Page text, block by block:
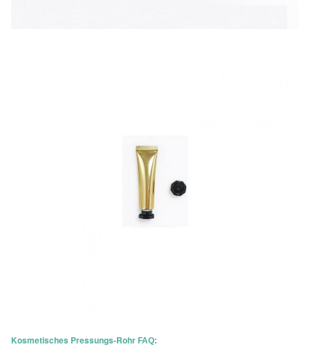
Kosmetisches Pressungs-Rohr FAQ: